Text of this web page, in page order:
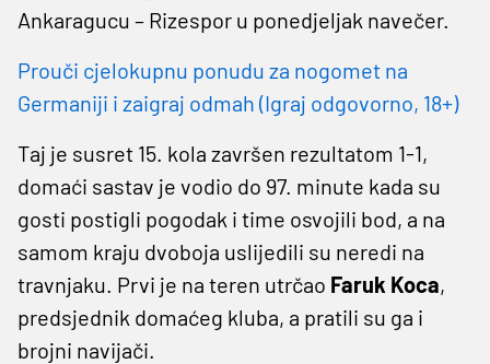
Ankaragucu – Rizespor u ponedjeljak navečer.
Prouči cjelokupnu ponudu za nogomet na
Germaniji i zaigraj odmah (Igraj odgovorno, 18+)
Taj je susret 15. kola završen rezultatom 1-1,
domaći sastav je vodio do 97. minute kada su
gosti postigli pogodak i time osvojili bod, a na
samom kraju dvoboja uslijedili su neredi na
travnjaku. Prvi je na teren utrčao Faruk Koca,
predsjednik domaćeg kluba, a pratili su ga i
brojni navijači.